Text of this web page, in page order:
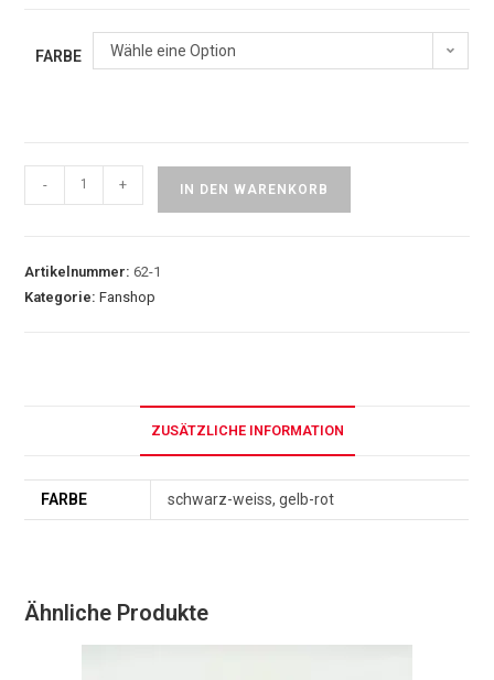
FARBE Wähle eine Option
- + IN DEN WARENKORB
Artikelnummer:62-1
Kategorie:Fanshop
ZUSÄTZLICHE INFORMATION
FARBE schwarz-weiss, gelb-rot
Ähnliche Produkte